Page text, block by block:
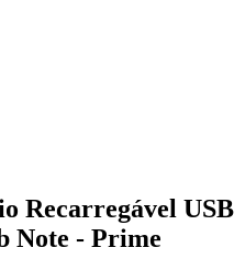
Recarregável USB
Note - Prime